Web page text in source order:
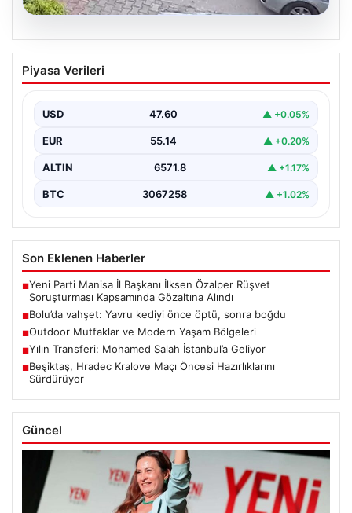
04.08.2026
Bolu’da vahşet: Yavru kediyi önce öptü,
sonra boğdu
Ardından Telef Etti”, “content”: “ Bolu’nun…
Piyasa Verileri
USD 47.60 ▲ +0.05%
EUR 55.14 ▲ +0.20%
ALTIN 6571.8 ▲ +1.17%
BTC 3067258 ▲ +1.02%
Son Eklenen Haberler
■Yeni Parti Manisa İl Başkanı İlksen Özalper Rüşvet
Soruşturması Kapsamında Gözaltına Alındı
■Bolu’da vahşet: Yavru kediyi önce öptü, sonra boğdu
■Outdoor Mutfaklar ve Modern Yaşam Bölgeleri
■Yılın Transferi: Mohamed Salah İstanbul’a Geliyor
■Beşiktaş, Hradec Kralove Maçı Öncesi Hazırlıklarını
Sürdürüyor
Güncel